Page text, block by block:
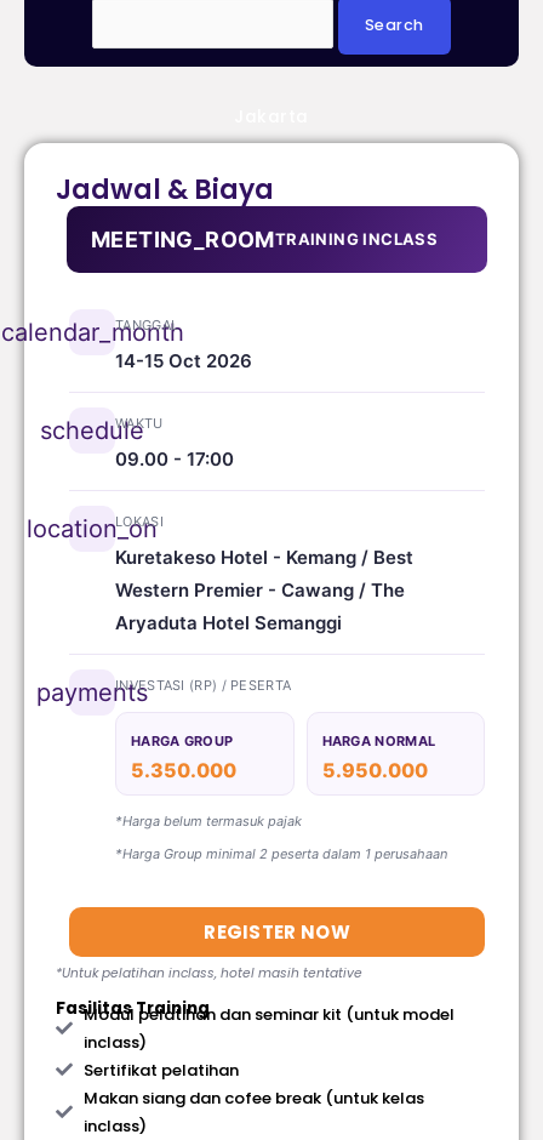
Jadwal & Biaya
MEETING_ROOMTRAINING INCLASS
calendar_month
TANGGAL
14-15 Oct 2026
schedule
WAKTU
09.00 - 17:00
location_on
LOKASI
Kuretakeso Hotel - Kemang / Best
Western Premier - Cawang / The
Aryaduta Hotel Semanggi
paymentsINVESTASI (RP) / PESERTA
HARGA GROUP
5.350.000
HARGA NORMAL
5.950.000
*Harga belum termasuk pajak
*Harga Group minimal 2 peserta dalam 1 perusahaan
REGISTER NOW
*Untuk pelatihan inclass, hotel masih tentative
Fasilitas Training
Modul pelatihan dan seminar kit (untuk model
inclass)
Sertifikat pelatihan
Makan siang dan cofee break (untuk kelas
inclass)